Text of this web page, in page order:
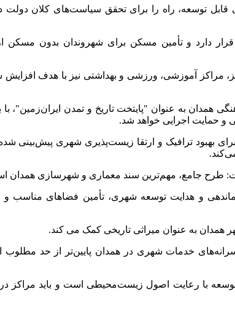
قابل توسعه، راه را برای تحقق سیاست‌های کلان
دارد و تأمین مسکن برای شهروندان بدون مسکن
مراکز آموزشی، ورزشی و بهداشتی نیز با هدف
همدان به عنوان "پایتخت تاریخ و تمدن ایران‌زمین"،
و حمایت اجرایی خواهد شد.
برای بهبود ترافیک و ارتقا زیست‌پذیری شهری
طرح جامع، مهم‌ترین سند معماری و شهرسازی همدان
و هدایت توسعه شهری، تأمین فضاهای مناسب و
به عنوان میراثی تاریخی کمک می کند.
خدمات شهری در همدان پایین‌تر از حد مطلوب
با رعایت اصول زیست‌محیطی است و باید مراکز